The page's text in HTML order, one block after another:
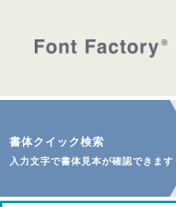
書体クイック検索
入力文字で書体見本が確認できます